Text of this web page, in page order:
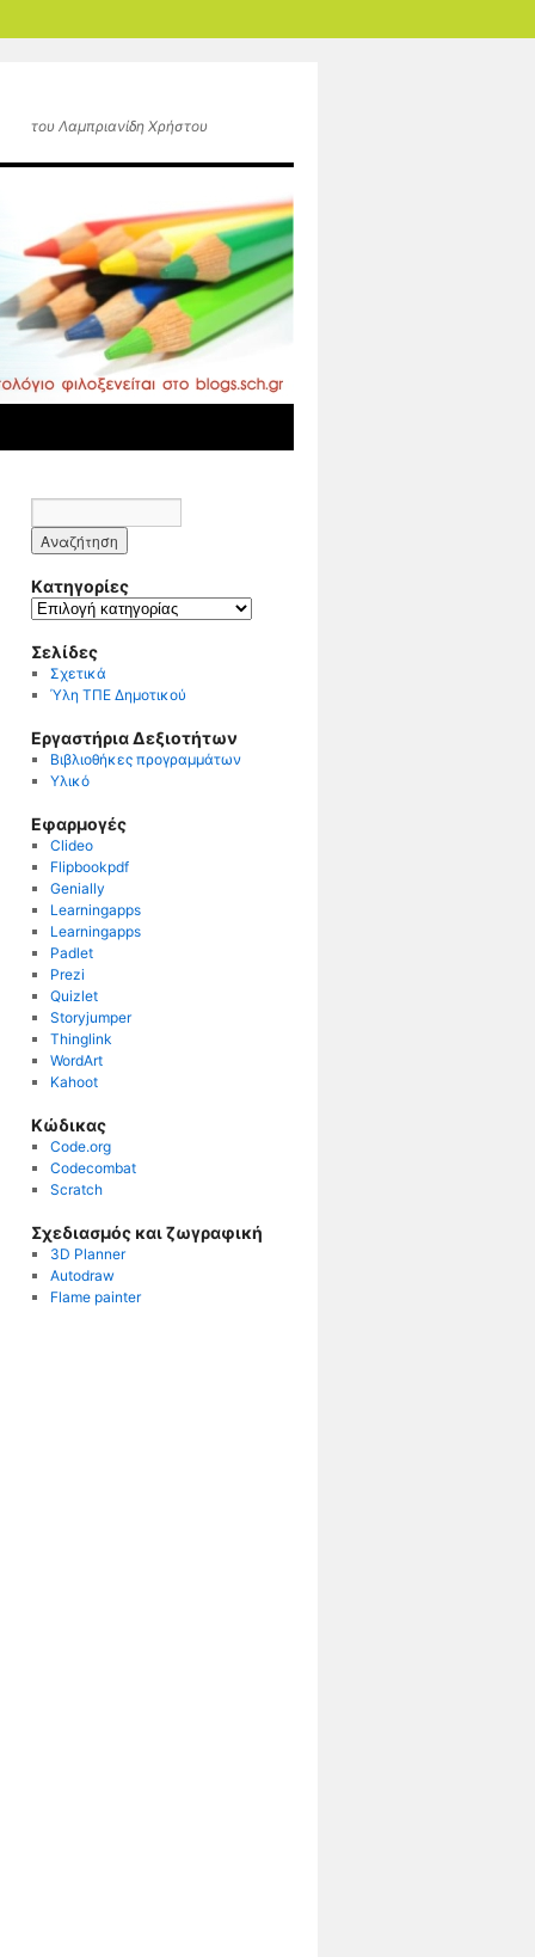
του Λαμπριανίδη Χρήστου
Kατηγορίες
Kατηγορίες
Σελίδες
Σχετικά
Ύλη ΤΠΕ Δημοτικού
Εργαστήρια Δεξιοτήτων
Βιβλιοθήκες προγραμμάτων
Υλικό
Εφαρμογές
Clideo
Flipbookpdf
Genially
Learningapps
Learningapps
Padlet
Prezi
Quizlet
Storyjumper
Thinglink
WordArt
Κahoot
Κώδικας
Code.org
Codecombat
Scratch
Σχεδιασμός και ζωγραφική
3D Planner
Autodraw
Flame painter